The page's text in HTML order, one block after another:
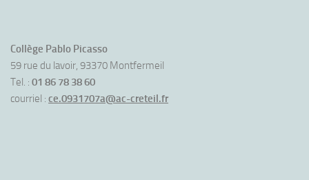
Collège Pablo Picasso
59 rue du lavoir, 93370 Montfermeil
Tel. : 01 86 78 38 60
courriel : ce.0931707a@ac-creteil.fr